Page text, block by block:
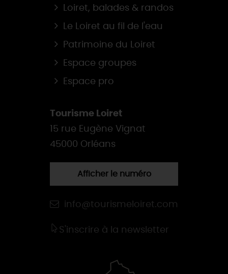
Loiret, balades & randos
Le Loiret au fil de l'eau
Patrimoine du Loiret
Espace groupes
Espace pro
Tourisme Loiret
15 rue Eugène Vignat
45000 Orléans
Afficher le numéro
info@tourismeloiret.com
S'inscrire à la newsletter